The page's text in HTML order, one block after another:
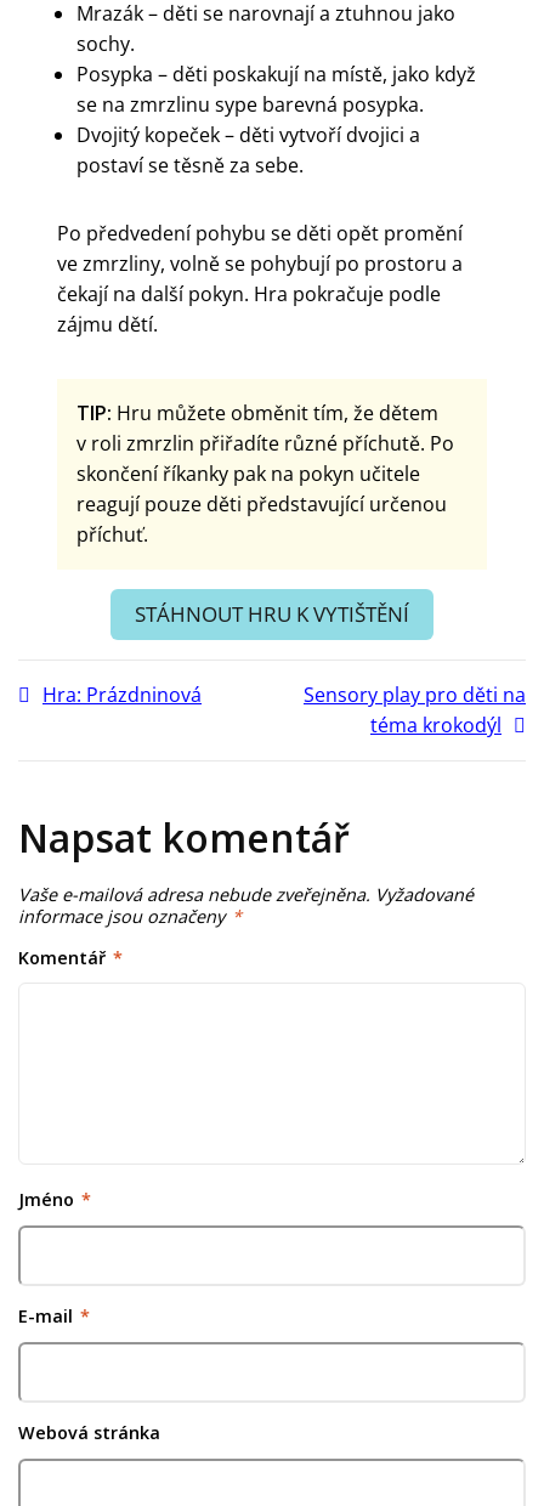
Mrazák – děti se narovnají a ztuhnou jako
sochy.
Posypka – děti poskakují na místě, jako když
se na zmrzlinu sype barevná posypka.
Dvojitý kopeček – děti vytvoří dvojici a
postaví se těsně za sebe.
Po předvedení pohybu se děti opět promění
ve zmrzliny, volně se pohybují po prostoru a
čekají na další pokyn. Hra pokračuje podle
zájmu dětí.
TIP: Hru můžete obměnit tím, že dětem
v roli zmrzlin přiřadíte různé příchutě. Po
skončení říkanky pak na pokyn učitele
reagují pouze děti představující určenou
příchuť.
STÁHNOUT HRU K VYTIŠTĚNÍ
Hra: Prázdninová
Sensory play pro děti na
téma krokodýl
Napsat komentář
Vaše e-mailová adresa nebude zveřejněna. Vyžadované
informace jsou označeny *
Komentář *
Jméno *
E-mail *
Webová stránka